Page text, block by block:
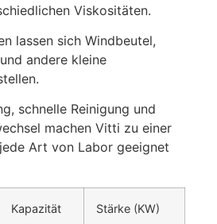
Viskositäten.
lassen sich Windbeutel,
andere kleine
schnelle Reinigung und
machen Vitti zu einer
Art von Labor geeignet
Kapazität Stärke (KW)